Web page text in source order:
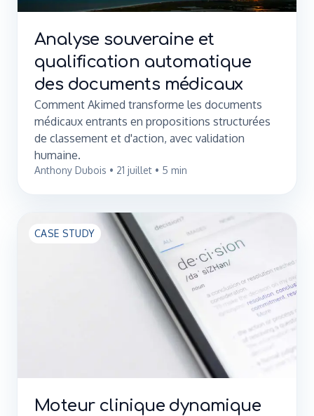
Analyse souveraine et
qualification automatique
des documents médicaux
Comment Akimed transforme les documents
médicaux entrants en propositions structurées
de classement et d'action, avec validation
humaine.
Anthony Dubois • 21 juillet • 5 min
CASE STUDY
Moteur clinique dynamique